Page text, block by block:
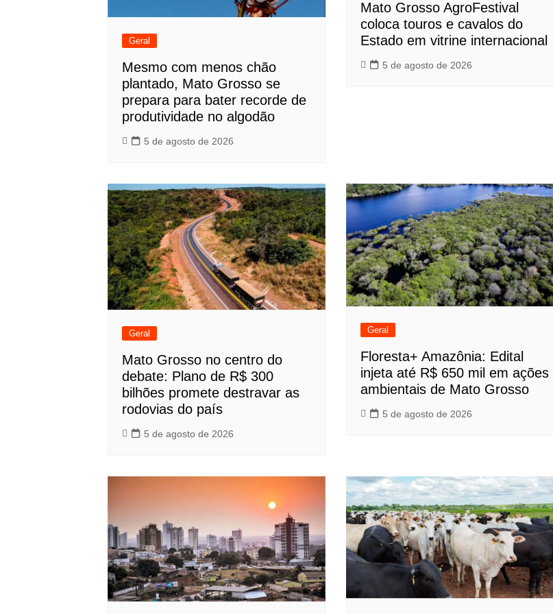
Geral
Mesmo com menos chão
plantado, Mato Grosso se
prepara para bater recorde de
produtividade no algodão
5 de agosto de 2026
Mato Grosso AgroFestival
coloca touros e cavalos do
Estado em vitrine internacional
5 de agosto de 2026
Geral
Mato Grosso no centro do
debate: Plano de R$ 300
bilhões promete destravar as
rodovias do país
5 de agosto de 2026
Geral
Floresta+ Amazônia: Edital
injeta até R$ 650 mil em ações
ambientais de Mato Grosso
5 de agosto de 2026